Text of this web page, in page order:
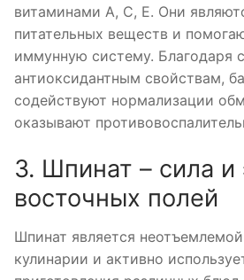
витаминами A, C, E. Они
питательных веществ и
иммунную систему. Благодаря
антиоксидантным свойствам,
содействуют нормализации
оказывают
3. Шпинат – сила и
восточных полей
Шпинат является
кулинарии и активно